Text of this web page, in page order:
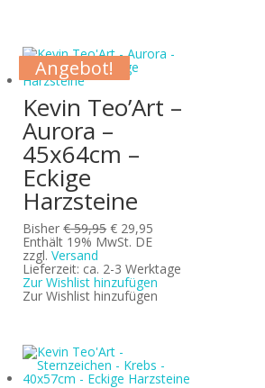
Angebot!
Kevin Teo’Art –
Aurora –
45x64cm –
Eckige
Harzsteine
Bisher €59,95Ursprünglicher
Preis
€ 59,95
€ 29,95
€ 29,95.
Enthält 19% MwSt. DE
zzgl.Versand
Lieferzeit: ca. 2-3 Werktage
Zur Wishlist hinzufügen
Zur Wishlist hinzufügen
Angebot!
Angebot!
Angebot!
Angebot!
Angebot!
Angebot!
Angebot!
Angebot!
Angebot!
Angebot!
Angebot!
Angebot!